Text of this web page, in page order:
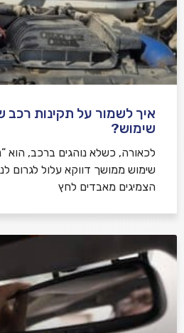
איך לשמור על תקינות רכב
שימוש?
לכאורה, כשלא נוהגים ברכב, הוא
שימוש ממושך דווקא עלול לגרום
הצמיגים מאבדים לחץ